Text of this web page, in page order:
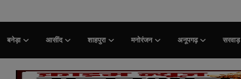
बनेड़ा आसींद शाहपुरा मनोरंजन अनूपगढ़ सरवाड़